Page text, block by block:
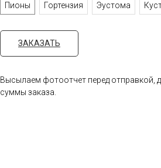
Пионы
Гортензия Эустома
ЗАКАЗАТЬ
Высылаем фотоотчет перед отправкой,
суммы заказа.